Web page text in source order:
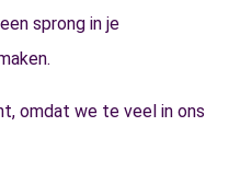
sprong in je
omdat we te veel in ons